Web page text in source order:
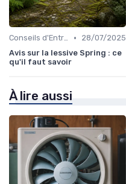
Conseils d'Entretien •
28/07/2025
Avis sur la lessive Spring : ce
qu'il faut savoir
À lire aussi